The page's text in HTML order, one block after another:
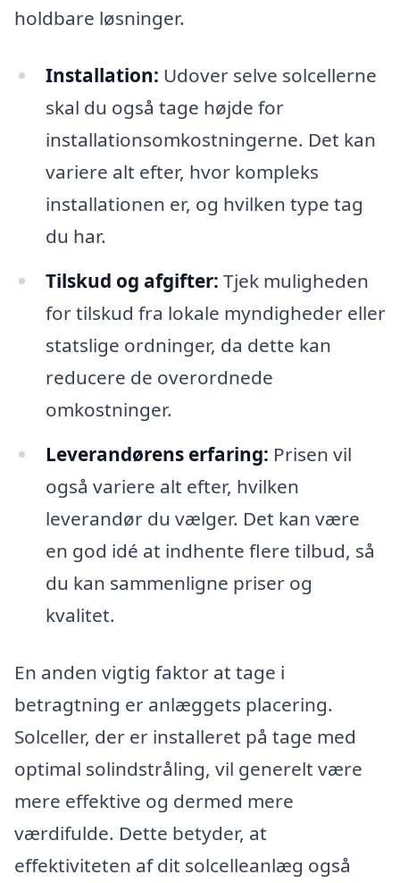
holdbare løsninger.
Installation: Udover selve solcellerne
skal du også tage højde for
installationsomkostningerne. Det kan
variere alt efter, hvor kompleks
installationen er, og hvilken type tag
du har.
Tilskud og afgifter: Tjek muligheden
for tilskud fra lokale myndigheder eller
statslige ordninger, da dette kan
reducere de overordnede
omkostninger.
Leverandørens erfaring: Prisen vil
også variere alt efter, hvilken
leverandør du vælger. Det kan være
en god idé at indhente flere tilbud, så
du kan sammenligne priser og
kvalitet.
En anden vigtig faktor at tage i
betragtning er anlæggets placering.
Solceller, der er installeret på tage med
optimal solindstråling, vil generelt være
mere effektive og dermed mere
værdifulde. Dette betyder, at
effektiviteten af dit solcelleanlæg også